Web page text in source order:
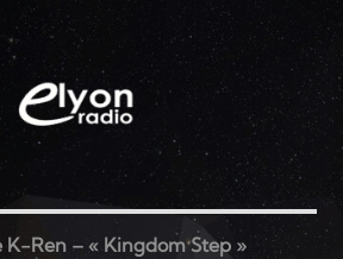
K-Ren – « Kingdom Step »